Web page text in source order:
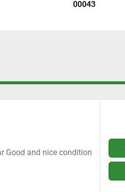
00043
Good and nice condition